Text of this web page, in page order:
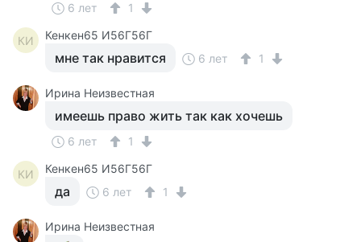
6 лет 1
КИ Кенкен65 И56Г56Г
мне так нравится 6 лет 1
Ирина Неизвестная
имеешь право жить так как хочешь
6 лет 1
КИ Кенкен65 И56Г56Г
да 6 лет 1
Ирина Неизвестная